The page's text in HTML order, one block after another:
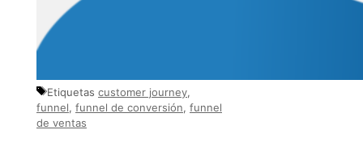
Etiquetas customer journey,
funnel, funnel de conversión, funnel
de ventas